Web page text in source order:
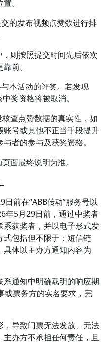
。
的发布视频点赞数进行排
则按照提交时间先后依次
前。
本活动的评奖。若发现
奖资格将被取消。
查点赞数据的真实性，如
号或其他不正当手段提升
者的参与及获奖资格。
最终说明为准。
前在“ABB传动”服务号以
年5月29日前，通过中奖者
获奖者，并以电子形式发
式包括但不限于：短信链
体以主办方通知内容为
通知中明确载明的响应期
或票务方的实名要求，完
导致门票无法发放、无法
办方不承担任何责任，且